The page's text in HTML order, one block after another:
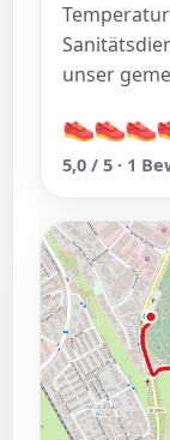
unser
👟
👟👟
👟👟
👟
5,0 / 5 · 1